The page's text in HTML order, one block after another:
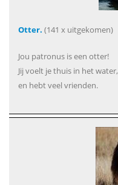
Otter. (141 x uitgekomen)
Jou patronus is een otter!
Jij voelt je thuis in het water,
en hebt veel vrienden.